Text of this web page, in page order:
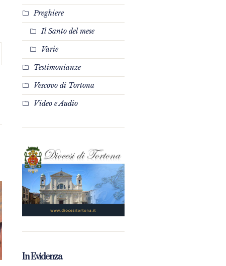
Preghiere
Il Santo del mese
Varie
Testimonianze
Vescovo di Tortona
Video e Audio
In Evidenza